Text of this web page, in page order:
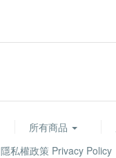
所有商品
隱私權政策 Privacy Policy